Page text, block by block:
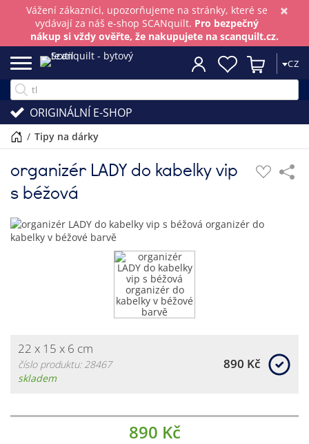
×
Vážení zákazníci, upozorňujeme na stránky, které se
vydávají za náš e-shop SCANquilt. Pro bezpečný
nákup si vždy ověřte, že nakupujete na scanquilt.cz.
CZ
ORIGINÁLNÍ E-SHOP
/ tipy na dárky
organizér LADY do kabelky vip
s béžová
22 x 15 x 6 cm
číslo produktu: 28467
skladem
890 Kč
890 Kč